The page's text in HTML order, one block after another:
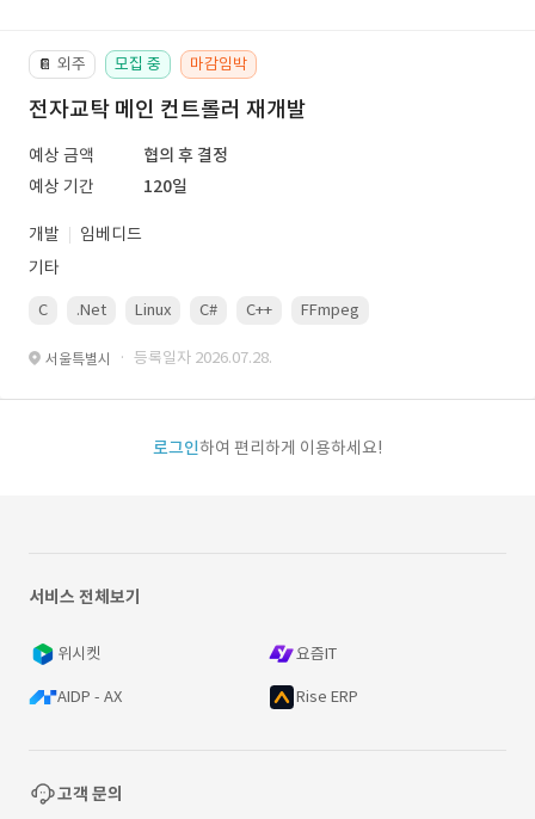
📔 외주 모집 중 마감임박
전자교탁 메인 컨트롤러 재개발
예상 금액
협의 후 결정
예상 기간
120일
개발
임베디드
기타
C .Net Linux C# C++ FFmpeg
서울특별시 · 등록일자 2026.07.28.
로그인하여 편리하게 이용하세요!
서비스 전체보기
위시켓 요즘IT
AIDP - AX Rise ERP
고객 문의